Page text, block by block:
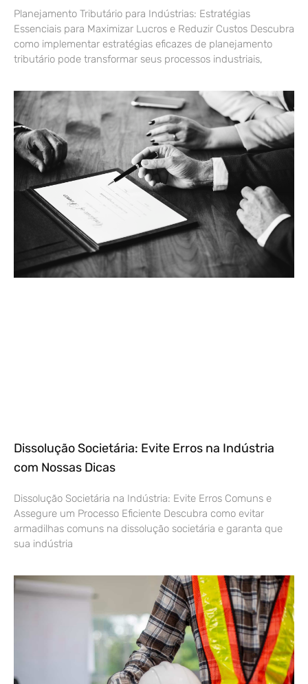
Planejamento Tributário para Indústrias: Estratégias
Essenciais para Maximizar Lucros e Reduzir Custos Descubra
como implementar estratégias eficazes de planejamento
tributário pode transformar seus processos industriais,
Dissolução Societária: Evite Erros na Indústria
com Nossas Dicas
Dissolução Societária na Indústria: Evite Erros Comuns e
Assegure um Processo Eficiente Descubra como evitar
armadilhas comuns na dissolução societária e garanta que
sua indústria